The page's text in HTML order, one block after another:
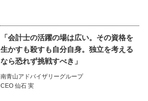
「会計士の活躍の場は広い。その資格を
生かすも殺すも自分自身。独立を考える
なら恐れず挑戦すべき」
南青山アドバイザリーグループ
CEO 仙石 実